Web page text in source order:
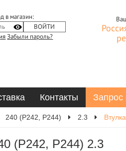
в магазин:
Забыли пароль?
Контакты Запрос
240 (P242, P244) 2.3
(P242, P244) 2.3